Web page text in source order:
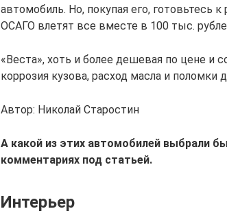
автомобиль. Но, покупая его, готовьтесь
ОСАГО влетят все вместе в 100 тыс.
«Веста», хоть и более дешевая по цене и
коррозия кузова, расход масла и поломки
Автор: Николай Старостин
А какой из этих автомобилей выбрали
комментариях под статьей.
Интерьер